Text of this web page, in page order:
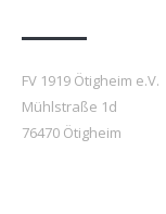
FV 1919 Ötigheim e.V.
Mühlstraße 1d
76470 Ötigheim